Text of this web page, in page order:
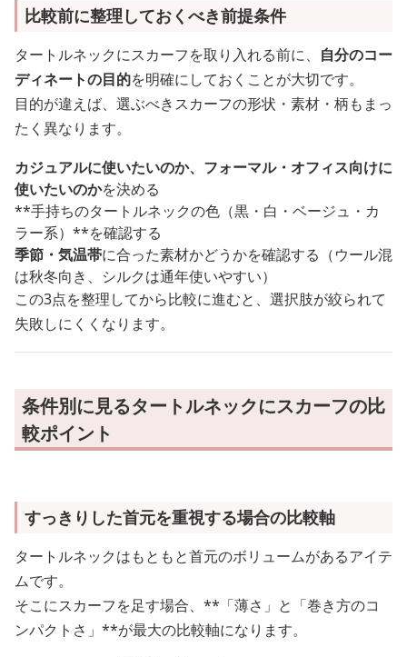
比較前に整理しておくべき前提条件
タートルネックにスカーフを取り入れる前に、 自分のコー
ディネートの目的を明確にしておくことが大切です。
目的が違えば、選ぶべきスカーフの形状・素材・柄もまっ
たく異なります。
カジュアルに使いたいのか、フォーマル・オフィス向けに
使いたいのかを決める
**手持ちのタートルネックの色（黒・白・ベージュ・カ
ラー系）**を確認する
季節・気温帯に合った素材かどうかを確認する（ウール混
は秋冬向き、シルクは通年使いやすい）
この3点を整理してから比較に進むと、選択肢が絞られて
失敗しにくくなります。
条件別に見るタートルネックにスカーフの比
較ポイント
すっきりした首元を重視する場合の比較軸
タートルネックはもともと首元のボリュームがあるアイテ
ムです。
そこにスカーフを足す場合、**「薄さ」と「巻き方のコ
ンパクトさ」**が最大の比較軸になります。